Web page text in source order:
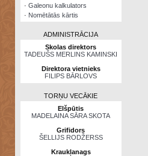
· Galeonu kalkulators
· Nomētātās kārtis
ADMINISTRĀCIJA
Skolas direktors
TADEUŠS MERLINS KAMINSKI
Direktora vietnieks
FILIPS BĀRLOVS
TORŅU VECĀKIE
Elšpūtis
MADELAINA SĀRA SKOTA
Grifidors
ŠELLIJS RODŽERSS
Kraukļanags